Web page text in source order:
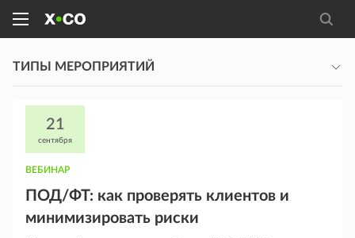
ТИПЫ МЕРОПРИЯТИЙ
21
сентября
ВЕБИНАР
ПОД/ФТ: как проверять клиентов и
минимизировать риски